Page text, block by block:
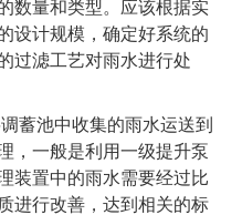
数量和类型。应该根据实
设计规模，确定好系统的
过滤工艺对雨水进行处
蓄池中收集的雨水运送到
，一般是利用一级提升泵
装置中的雨水需要经过比
进行改善，达到相关的标